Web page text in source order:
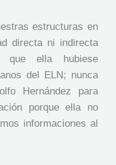
estructuras en
directa ni indirecta
ella hubiese
del ELN; nunca
Hernández para
porque ella no
informaciones al